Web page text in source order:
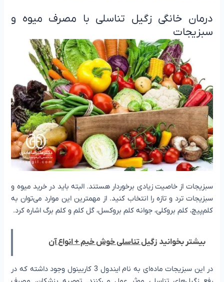
درمان خانگی زگیل تناسلی با مصرف میوه و
سبزیجات
سبزیجات از خاصیت زیادی برخوردار هستند. البته باید در خرید میوه و
سبزیجات ترد و تازه را انتخاب کنید. از مهمترین این موارد می‌توان به
کلم‌پیچ، کلم بروکلی، جوانه کلم بروکسل، گل کلم و کلم برگ اشاره کرد.
بیشتر بخوانید زگیل تناسلی خوش خیم + انواع آن
در این سبزیجات ماده‌ای به نام ایندول 3 کاربینول وجود داشته که در